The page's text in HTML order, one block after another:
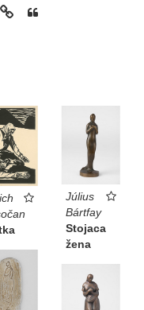
Július
Bártfay
Stojaca
žena